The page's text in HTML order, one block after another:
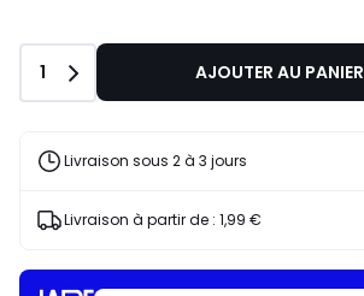
Quantité
1 AJOUTER AU PANIER
Livraison sous 2 à 3 jours
Livraison à partir de : 1,99 €